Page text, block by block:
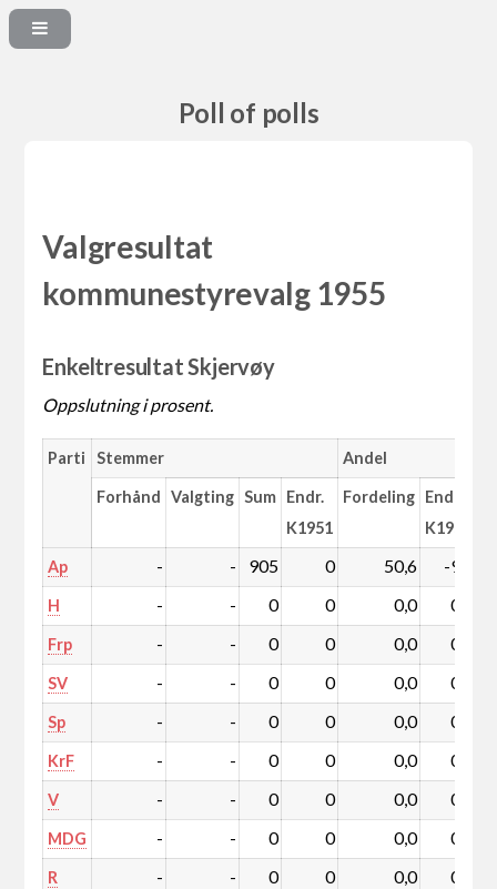
Poll of polls
Valgresultat
kommunestyrevalg 1955
Enkeltresultat Skjervøy
Oppslutning i prosent.
Parti Stemmer Andel
Forhånd Valgting Sum Endr.
K1951
Fordeling Endr.
K1951
Ap - - 905 0 50,6 -9,0
H - - 0 0 0,0 0,0
Frp - - 0 0 0,0 0,0
SV - - 0 0 0,0 0,0
Sp - - 0 0 0,0 0,0
KrF - - 0 0 0,0 0,0
V - - 0 0 0,0 0,0
MDG - - 0 0 0,0 0,0
R - - 0 0 0,0 0,0